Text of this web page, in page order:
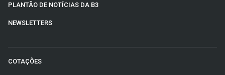
PLANTÃO DE NOTÍCIAS DA B3
NEWSLETTERS
COTAÇÕES